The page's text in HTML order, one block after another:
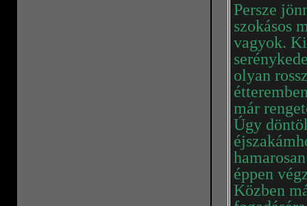
Persze
szokásos
vagyok.
olyan
már
Úgy
éppen
Közben